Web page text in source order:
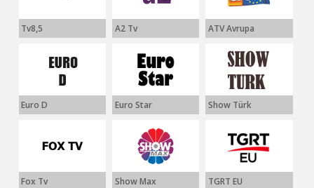
Tv8,5 A2 Tv ATV Avrupa
Euro D Euro Star Show Türk
Fox Tv Show Max TGRT EU